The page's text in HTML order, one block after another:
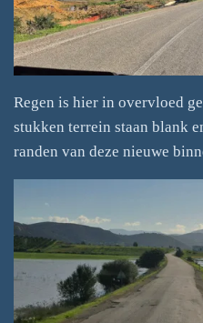
Regen is hier in overvloed
stukken terrein staan blank
randen van deze nieuwe